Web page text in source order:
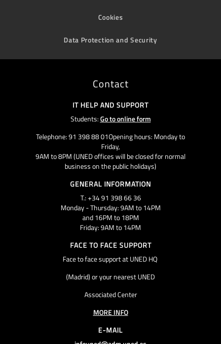
Cookies
Data Protection and Security
Contact
IT HELP AND SUPPORT
Students:Go to online form
Telephone: 91 398 88 01Opening hours: Monday to
Friday,
9AM to 8PM (UNED offices will be closed for normal
business on the public holidays)
GENERAL INFORMATION
T.: +34 91 398 66 36
Monday - Thursday: 9AM to 14PM
and 16PM to 18PM
Friday: 9AM to 14PM
FACE TO FACE SUPPORT
Face to face support at UNED HQ
(Madrid) or your nearest UNED
Associated Center
MORE INFO
E-MAIL